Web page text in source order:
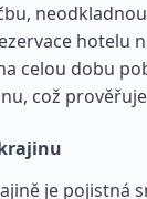
hotelu
celou dobu
což
je pojistná